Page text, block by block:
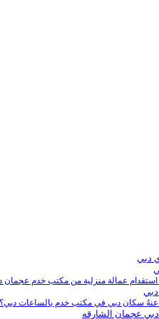
دبي
عمالة منزلية من مكتب خدم عجمان
عنهُ سكان دبي في مكتب خدم بالساعات
عجمان الشارقه